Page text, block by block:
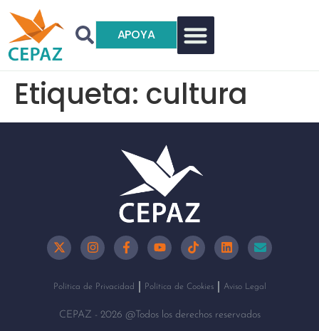
APOYA
Etiqueta: cultura
Política de Privacidad Política de Cookies Aviso Legal
CEPAZ - 2026 @Todos los derechos reservados